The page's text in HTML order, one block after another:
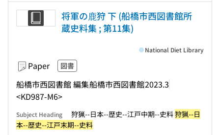
将軍の鹿狩 下 (船橋市西図書館所
蔵史料集 ; 第11集)
Paper 図書
船橋市西図書館 編集船橋市西図書館2023.3
<KD987-M6>
National Diet Library
Subject Heading 狩猟--日本--歴史--江戸中期--史料狩猟--日
本--歴史--江戸末期--史料